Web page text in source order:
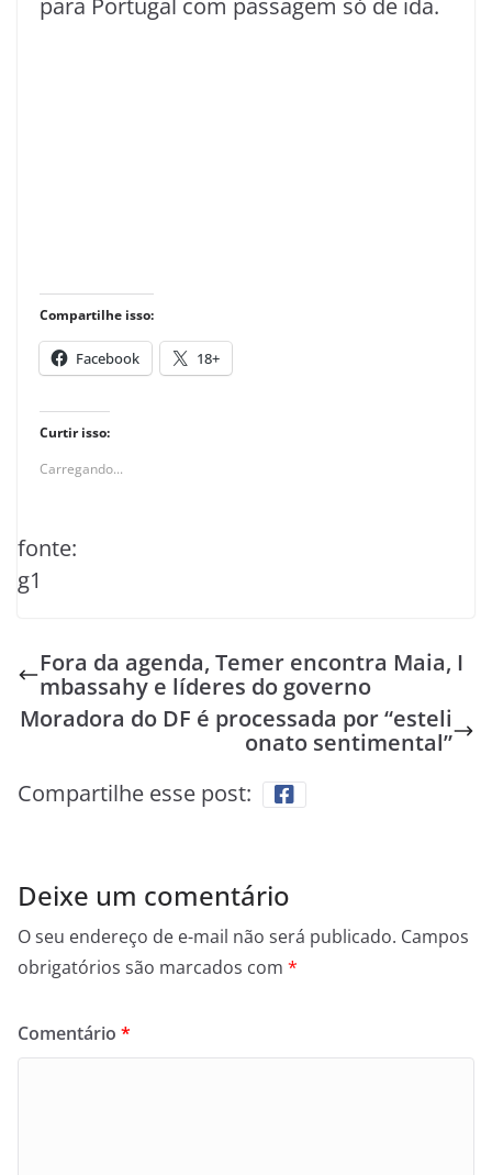
Compartilhe isso:
Facebook 18+
Curtir isso:
Carregando...
fonte:
g1
Fora da agenda, Temer encontra Maia, I
mbassahy e líderes do governo
Moradora do DF é processada por “esteli
onato sentimental”
Compartilhe esse post:
Deixe um comentário
O seu endereço de e-mail não será publicado. Campos
obrigatórios são marcados com *
Comentário *